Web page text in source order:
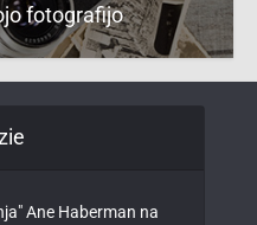
fotografijo
Ane Haberman na